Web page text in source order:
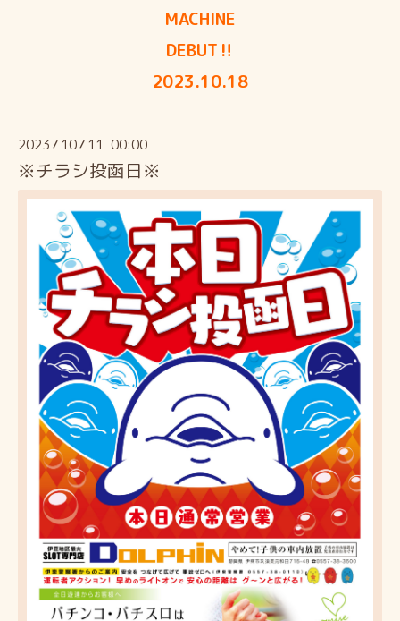
MACHINE
DEBUT‼
2023.10.18
2023 / 10/ 11 00:00
※チラシ投函日※